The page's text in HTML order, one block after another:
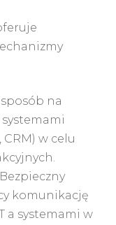
na
w celu
Bezpieczny
komunikację
a systemami w